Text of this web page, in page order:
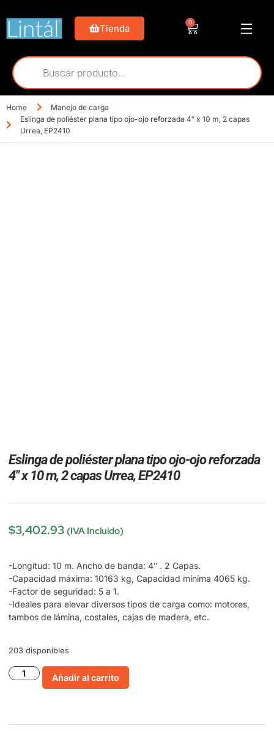
Tienda
0
Home
Manejo de carga
Eslinga de poliéster plana tipo ojo-ojo reforzada 4″ x 10 m, 2 capas
Urrea, EP2410
Eslinga de poliéster plana tipo ojo-ojo reforzada
4″ x 10 m, 2 capas Urrea, EP2410
$3,402.93 (IVA Incluido)
-Longitud: 10 m. Ancho de banda: 4″ . 2 Capas.
-Capacidad máxima: 10163 kg, Capacidad mínima 4065 kg.
-Factor de seguridad: 5 a 1.
-Ideales para elevar diversos tipos de carga como: motores,
tambos de lámina, costales, cajas de madera, etc.
203 disponibles
Añadir al carrito